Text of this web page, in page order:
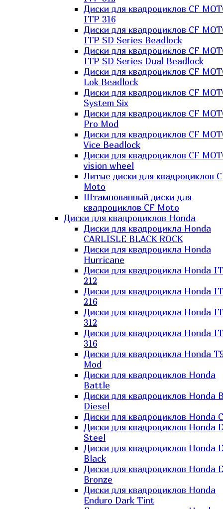
Диски для квадроциклов CF
ITP 316
Диски для квадроциклов CF
ITP SD Series Beadlock
Диски для квадроциклов CF
ITP SD Series Dual Beadlock
Диски для квадроциклов CF
Lok Beadlock
Диски для квадроциклов CF
System Six
Диски для квадроциклов CF
Pro Mod
Диски для квадроциклов CF
Vice Beadlock
Диски для квадроциклов CF
vision wheel
Литые диски для квадроциклов
Moto
Штампованный диски для
квадроциклов CF Moto
Диски для квадроциклов Honda
Диски для квадроцикла Honda
CARLISLE BLACK ROCK
Диски для квадроцикла Honda
Hurricane
Диски для квадроцикла Honda
212
Диски для квадроцикла Honda
216
Диски для квадроцикла Honda
312
Диски для квадроцикла Honda
316
Диски для квадроцикла Honda
Mod
Диски для квадроциклов Honda
Battle
Диски для квадроциклов Honda
Diesel
Диски для квадроциклов Honda
Диски для квадроциклов Honda
Steel
Диски для квадроциклов Honda
Black
Диски для квадроциклов Honda
Bronze
Диски для квадроциклов Honda
Enduro Dark Tint